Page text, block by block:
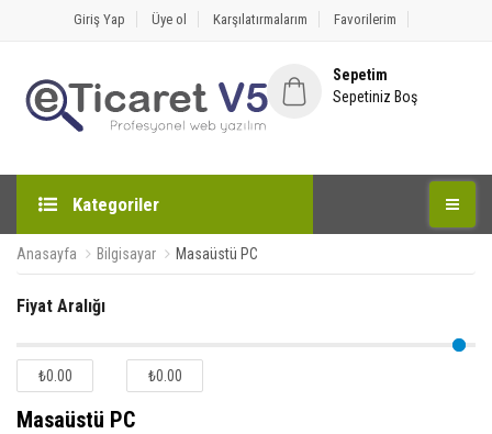
Giriş Yap Üye ol Karşılatırmalarım Favorilerim
Sepetim
Sepetiniz Boş
Kategoriler
Anasayfa Bilgisayar Masaüstü PC
Fiyat Aralığı
₺0.00 ₺0.00
Masaüstü PC